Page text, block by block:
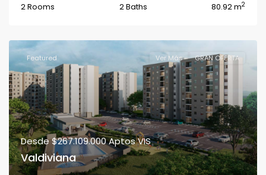
2 Rooms 2 Baths 80.92 m2
Featured Ver Más GRAN OFERTA
Desde$267.109.000Aptos VIS
Valdiviana